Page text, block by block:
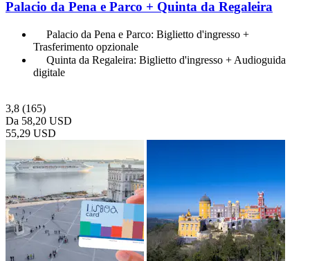
Palacio da Pena e Parco + Quinta da Regaleira
Palacio da Pena e Parco: Biglietto d'ingresso +
Trasferimento opzionale
Quinta da Regaleira: Biglietto d'ingresso + Audioguida
digitale
3,8 (165)
Da 58,20 USD
55,29 USD